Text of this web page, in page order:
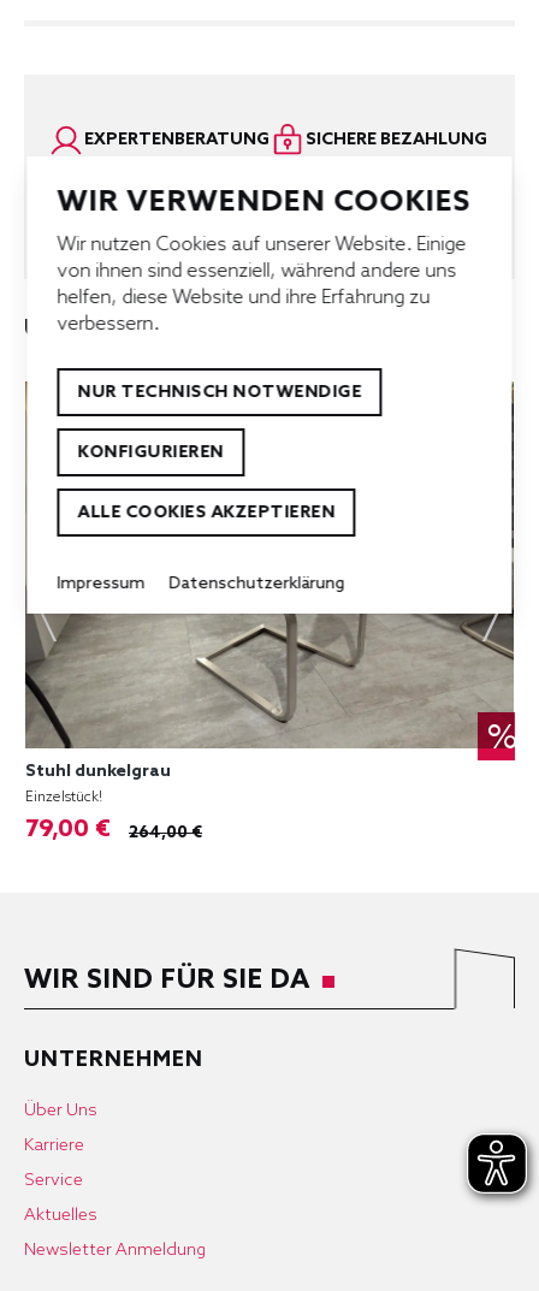
EXPERTENBERATUNG
SICHERE BEZAHLUNG
SCHNELLE LIEFERUNG
BESTPREISGARANTIE
UNSERE TOP-ANGEBOTE
%
Stuhl dunkelgrau
Einzelstück!
79,00 € 264,00 €
WIR SIND FÜR SIE DA
UNTERNEHMEN
Über Uns
Karriere
Service
Aktuelles
Newsletter Anmeldung
WIR VERWENDEN COOKIES
Wir nutzen Cookies auf unserer Website. Einige
von ihnen sind essenziell, während andere uns
helfen, diese Website und ihre Erfahrung zu
verbessern.
NUR TECHNISCH NOTWENDIGE
KONFIGURIEREN
ALLE COOKIES AKZEPTIEREN
Impressum Datenschutzerklärung